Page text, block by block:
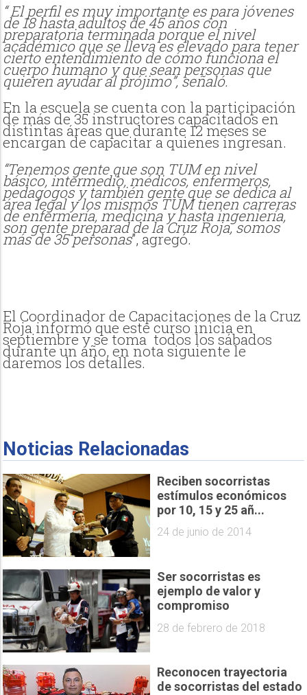
“ El perfil es muy importante es para jóvenes
de 18 hasta adultos de 45 años con
preparatoria terminada porque el nivel
académico que se lleva es elevado para tener
cierto entendimiento de cómo funciona el
cuerpo humano y que sean personas que
quieren ayudar al prójimo”, señaló.
En la escuela se cuenta con la participación
de más de 35 instructores capacitados en
distintas áreas que durante 12 meses se
encargan de capacitar a quienes ingresan.
“Tenemos gente que son TUM en nivel
básico, intermedio, médicos, enfermeros,
pedagogos y también gente que se dedica al
área legal y los mismos TUM tienen carreras
de enfermería, medicina y hasta ingeniería,
son gente preparad de la Cruz Roja, somos
más de 35 personas”, agregó.
El Coordinador de Capacitaciones de la Cruz
Roja informó que este curso inicia en
septiembre y se toma todos los sábados
durante un año, en nota siguiente le
daremos los detalles.
Noticias Relacionadas
Reciben socorristas
estímulos económicos
por 10, 15 y 25 añ...
24 de junio de 2014
Ser socorristas es
ejemplo de valor y
compromiso
28 de febrero de 2018
Reconocen trayectoria
de socorristas del estado